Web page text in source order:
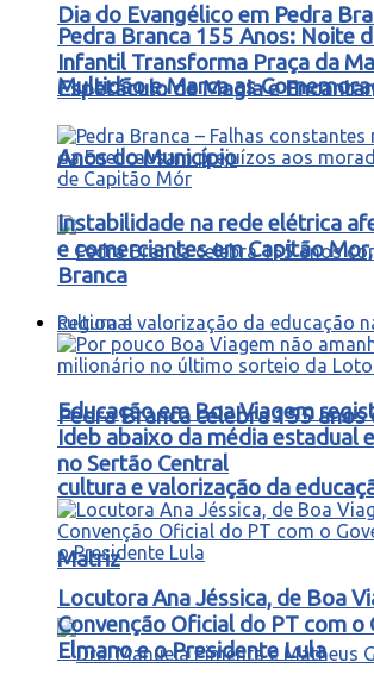
Dia do Evangélico em Pedra
Multidão e Marca as
Anos do Município
Pedra Branca celebra 155 anos
cultura e valorização da
Matriz
Pedra Branca 155 Anos: Noite
Infantil Transforma Praça da
Espetáculo de Magia e
Instabilidade na rede elétrica
e comerciantes em Capitão
Branca
Regional
Educação em Boa Viagem
Ideb abaixo da média estadual
no Sertão Central
Locutora Ana Jéssica, de Boa
Convenção Oficial do PT com o
Elmano e o Presidente Lula